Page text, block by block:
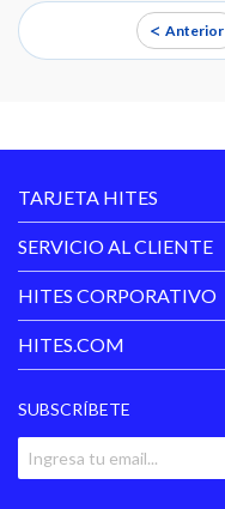
< Anterior
TARJETA HITES
SERVICIO AL CLIENTE
HITES CORPORATIVO
HITES.COM
SUBSCRÍBETE